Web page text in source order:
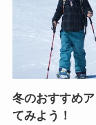
冬のおすすめ
てみよう！